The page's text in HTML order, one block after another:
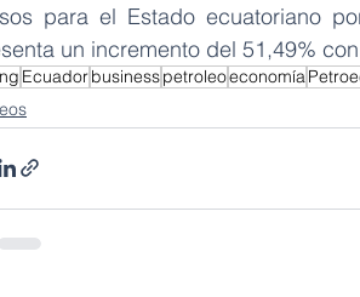
para el Estado ecuatoriano
un incremento del 51,49%
Ecuadorbusinesspetroleoeconomía